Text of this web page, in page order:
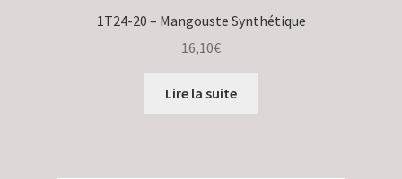
1T24-20 – Mangouste Synthétique
16,10€
Lire la suite